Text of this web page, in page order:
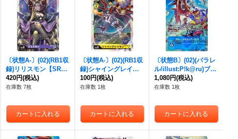
〔状態A-〕(02)(RB1収
録)リリスモン【SR】
{BT3-091}《紫》
420円(税込)
在庫数 7枚
〔状態A-〕(02)(RB1収
録)シャイングレイモ
ン【SR】{BT2-041}
《黄》
100円(税込)
在庫数 1枚
〔状態B〕(02)(パラレ
ル/illust:P!k@ru)ブル
ー・メモリーブース
ト!!【SR-P】{P-036}
1,080円(税込)
在庫数 1枚